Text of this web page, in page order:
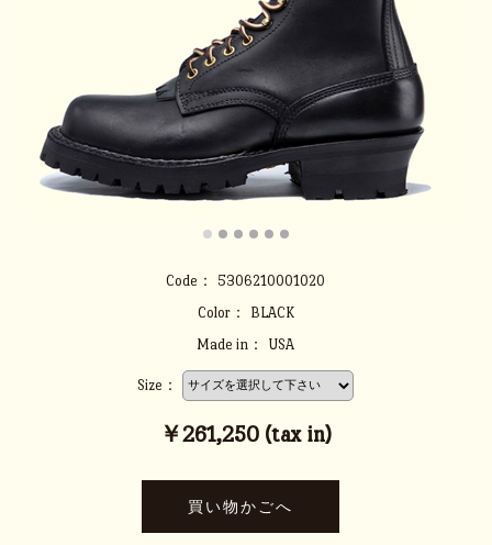
Code：
5306210001020
Color：
BLACK
Made in：
USA
Size：
￥261,250 (tax in)